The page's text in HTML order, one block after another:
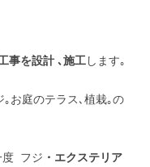
事を設計 ､施工します｡
お庭のテラス､植栽｡の
度 フジ ・エクステリア